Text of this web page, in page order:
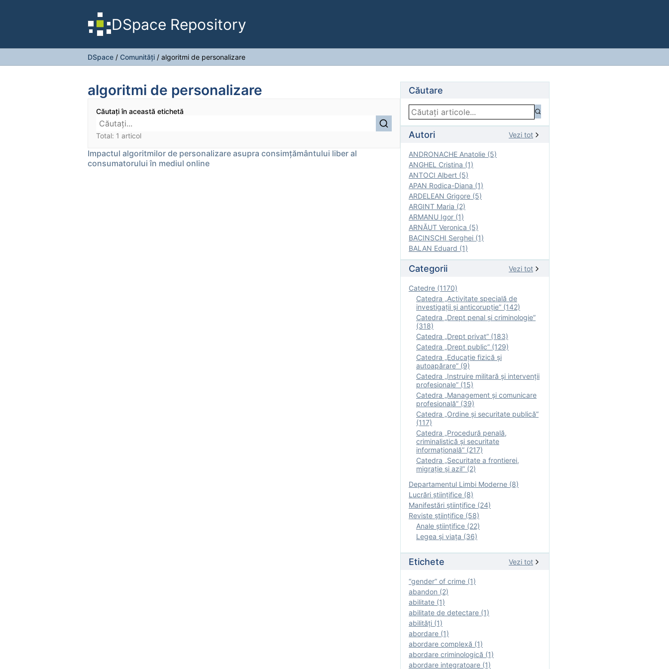
DSpace Repository
DSpace / Comunități / algoritmi de personalizare
algoritmi de personalizare
Căutați în această etichetă
Total: 1 articol
Impactul algoritmilor de personalizare asupra consimțământului liber al
consumatorului în mediul online
Căutare
Autori Vezi tot
ANDRONACHE Anatolie (5)
ANGHEL Cristina (1)
ANTOCI Albert (5)
APAN Rodica-Diana (1)
ARDELEAN Grigore (5)
ARGINT Maria (2)
ARMANU Igor (1)
ARNĂUT Veronica (5)
BACINSCHI Serghei (1)
BALAN Eduard (1)
Categorii Vezi tot
Catedre (1170)
Catedra „Activitate specială de
investigaţii şi anticorupție” (142)
Catedra „Drept penal și criminologie”
(318)
Catedra „Drept privat” (183)
Catedra „Drept public” (129)
Catedra „Educație fizică şi
autoapărare” (9)
Catedra „Instruire militară şi intervenţii
profesionale” (15)
Catedra „Management și comunicare
profesională” (39)
Catedra „Ordine și securitate publică”
(117)
Catedra „Procedură penală,
criminalistică și securitate
informațională” (217)
Catedra „Securitate a frontierei,
migrație și azil” (2)
Departamentul Limbi Moderne (8)
Lucrări științifice (8)
Manifestări ştiinţifice (24)
Reviste ştiinţifice (58)
Anale ştiinţifice (22)
Legea şi viaţa (36)
Etichete Vezi tot
“gender” of crime (1)
abandon (2)
abilitate (1)
abilitate de detectare (1)
abilităţi (1)
abordare (1)
abordare complexă (1)
abordare criminologică (1)
abordare integratoare (1)